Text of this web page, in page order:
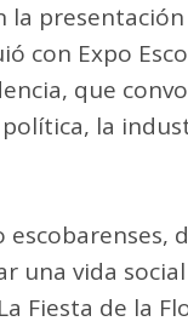
presentación
con Expo
que
la
escobarenses,
una vida
Fiesta de la